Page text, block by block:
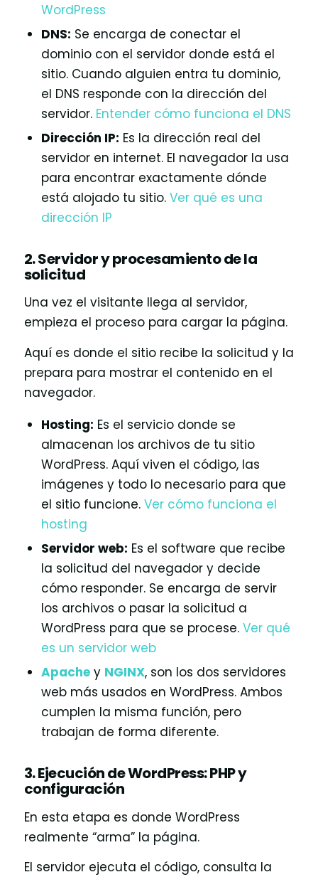
WordPress
DNS: Se encarga de conectar el
dominio con el servidor donde está el
sitio. Cuando alguien entra tu dominio,
el DNS responde con la dirección del
servidor. Entender cómo funciona el DNS
Dirección IP: Es la dirección real del
servidor en internet. El navegador la usa
para encontrar exactamente dónde
está alojado tu sitio. Ver qué es una
dirección IP
2. Servidor y procesamiento de la
solicitud
Una vez el visitante llega al servidor,
empieza el proceso para cargar la página.
Aquí es donde el sitio recibe la solicitud y la
prepara para mostrar el contenido en el
navegador.
Hosting: Es el servicio donde se
almacenan los archivos de tu sitio
WordPress. Aquí viven el código, las
imágenes y todo lo necesario para que
el sitio funcione. Ver cómo funciona el
hosting
Servidor web: Es el software que recibe
la solicitud del navegador y decide
cómo responder. Se encarga de servir
los archivos o pasar la solicitud a
WordPress para que se procese. Ver qué
es un servidor web
Apachey NGINX, son los dos servidores
web más usados en WordPress. Ambos
cumplen la misma función, pero
trabajan de forma diferente.
3. Ejecución de WordPress: PHP y
configuración
En esta etapa es donde WordPress
realmente “arma” la página.
El servidor ejecuta el código, consulta la